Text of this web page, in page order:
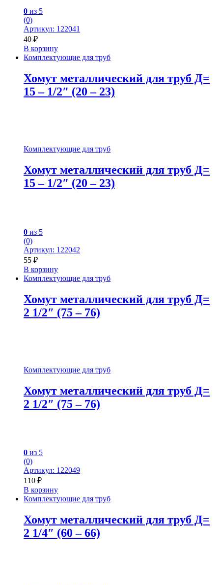
0 из 5
(0)
Артикул: 122041
40 ₽
В корзину
Комплектующие для труб
Хомут металлический для труб Д=
15 – 1/2″ (20 – 23)
Комплектующие для труб
Хомут металлический для труб Д=
15 – 1/2″ (20 – 23)
0 из 5
(0)
Артикул: 122042
55 ₽
В корзину
Комплектующие для труб
Хомут металлический для труб Д=
2 1/2″ (75 – 76)
Комплектующие для труб
Хомут металлический для труб Д=
2 1/2″ (75 – 76)
0 из 5
(0)
Артикул: 122049
110 ₽
В корзину
Комплектующие для труб
Хомут металлический для труб Д=
2 1/4″ (60 – 66)